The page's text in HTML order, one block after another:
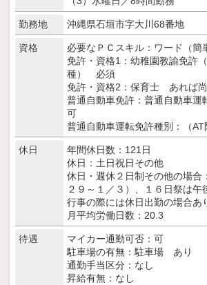
勤務地 沖縄県石垣市字大川68番地
資格
必要なＰＣスキル：ワード（簡
免許・資格1：幼稚園教諭免許
種） 必須
免許・資格2：保育士 あれば
普通自動車免許：普通自動車
可
普通自動車運転免許種別：（AT
休日
年間休日数：121日
休日：土日祝日その他
休日・週休２日制その他の場合
２９～１／３）、１６日祭は
行事の際には休日出勤の場合あ
月平均労働日数：20.3
待遇
マイカー通勤可否：可
駐車場の有無：駐車場 あり
通勤手当区分：なし
昇給有無：なし